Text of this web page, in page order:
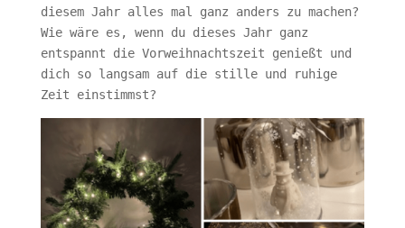
diesem Jahr alles mal ganz anders zu machen?
Wie wäre es, wenn du dieses Jahr ganz
entspannt die Vorweihnachtszeit genießt und
dich so langsam auf die stille und ruhige
Zeit einstimmst?